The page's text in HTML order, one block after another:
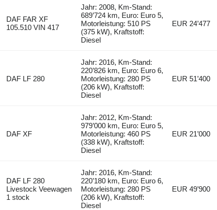
DAF FAR XF
105.510 VIN 417
Jahr: 2008, Km-Stand:
689’724 km, Euro: Euro 5,
Motorleistung: 510 PS
(375 kW), Kraftstoff:
Diesel
EUR 24’477
DAF LF 280
Jahr: 2016, Km-Stand:
220’826 km, Euro: Euro 6,
Motorleistung: 280 PS
(206 kW), Kraftstoff:
Diesel
EUR 51’400
DAF XF
Jahr: 2012, Km-Stand:
979’000 km, Euro: Euro 5,
Motorleistung: 460 PS
(338 kW), Kraftstoff:
Diesel
EUR 21’000
DAF LF 280
Livestock Veewagen
1 stock
Jahr: 2016, Km-Stand:
220’180 km, Euro: Euro 6,
Motorleistung: 280 PS
(206 kW), Kraftstoff:
Diesel
EUR 49’900